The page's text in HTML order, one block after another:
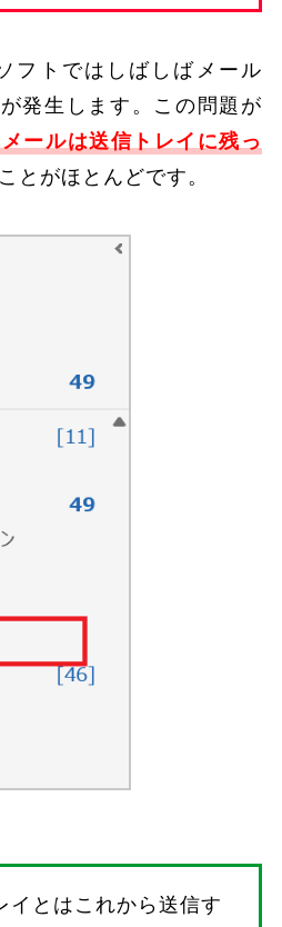
フトではしばしばメール
発生します。この問題が
ールは送信トレイに残っ
ことがほとんどです。
とはこれから送信す